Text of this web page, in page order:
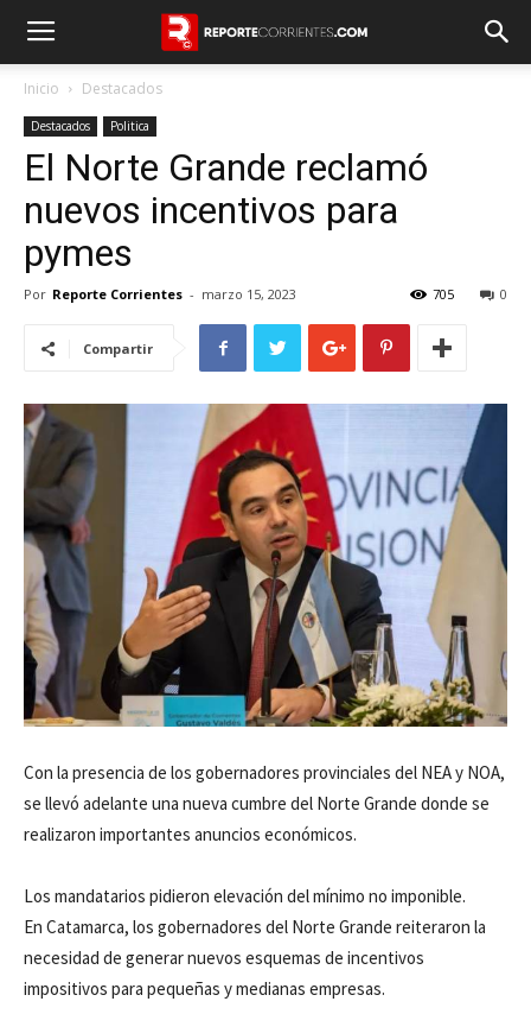
Inicio Destacados
Destacados Politica
El Norte Grande reclamó
nuevos incentivos para
pymes
Por Reporte Corrientes - marzo 15, 2023 0
705
Compartir
Con la presencia de los gobernadores provinciales del NEA y NOA,
se llevó adelante una nueva cumbre del Norte Grande donde se
realizaron importantes anuncios económicos.
Los mandatarios pidieron elevación del mínimo no imponible.
En Catamarca, los gobernadores del Norte Grande reiteraron la
necesidad de generar nuevos esquemas de incentivos
impositivos para pequeñas y medianas empresas.